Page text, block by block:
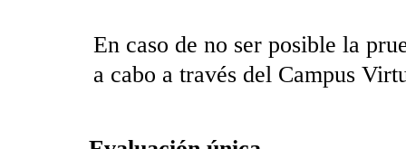
En caso de no ser posible la
a cabo a través del Campus